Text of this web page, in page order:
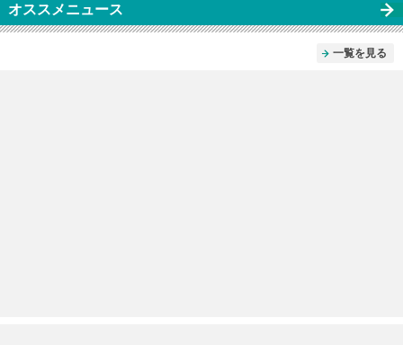
オススメニュース
一覧を見る